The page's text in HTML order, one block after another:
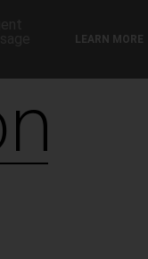
LEARN MORE